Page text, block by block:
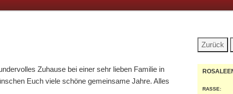
Zuhause bei einer sehr lieben Familie in
Euch viele schöne gemeinsame Jahre. Alles
RASSE: